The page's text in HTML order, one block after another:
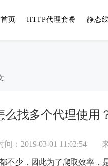
首页 HTTP代理套餐 静态
么找多个代理使用
间：2019-03-01 11:02:54
不少，因此为了爬取效率，